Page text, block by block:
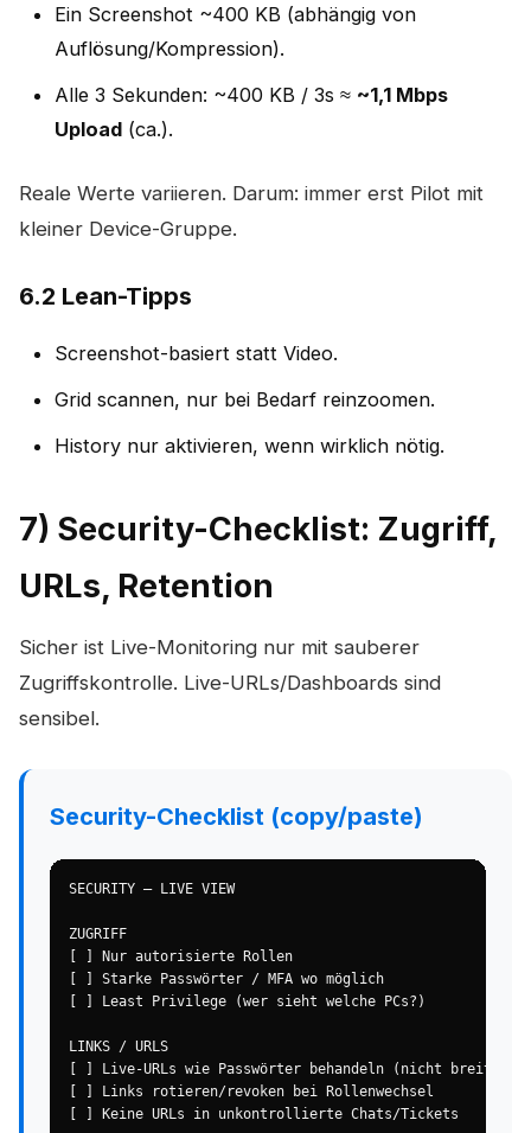
Ein Screenshot ~400 KB (abhängig von
Auflösung/Kompression).
Alle 3 Sekunden: ~400 KB / 3s ≈ ~1,1 Mbps
Upload (ca.).
Reale Werte variieren. Darum: immer erst Pilot mit
kleiner Device-Gruppe.
6.2 Lean-Tipps
Screenshot-basiert statt Video.
Grid scannen, nur bei Bedarf reinzoomen.
History nur aktivieren, wenn wirklich nötig.
7) Security-Checklist: Zugriff,
URLs, Retention
Sicher ist Live-Monitoring nur mit sauberer
Zugriffskontrolle. Live-URLs/Dashboards sind
sensibel.
Security-Checklist (copy/paste)
SECURITY — LIVE VIEW
ZUGRIFF
[ ] Nur autorisierte Rollen
[ ] Starke Passwörter / MFA wo möglich
[ ] Least Privilege (wer sieht welche PCs?)
LINKS / URLS
[ ] Live-URLs wie Passwörter behandeln (nicht breit
[ ] Links rotieren/revoken bei Rollenwechsel
[ ] Keine URLs in unkontrollierte Chats/Tickets